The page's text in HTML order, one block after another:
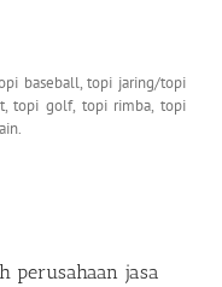
baseball, topi jaring/topi
topi golf, topi rimba, topi
perusahaan jasa